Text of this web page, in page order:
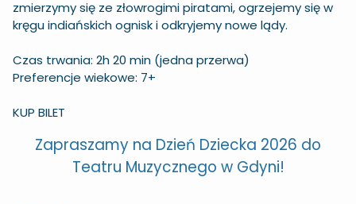
zmierzymy się ze złowrogimi piratami, ogrzejemy się w
kręgu indiańskich ognisk i odkryjemy nowe lądy.
Czas trwania: 2h 20 min (jedna przerwa)
Preferencje wiekowe: 7+
KUP BILET
Zapraszamy na Dzień Dziecka 2026 do
Teatru Muzycznego w Gdyni!